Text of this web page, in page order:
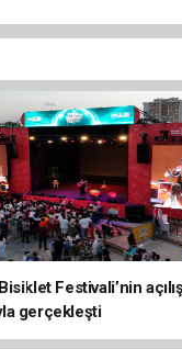
Festivali’nin
gerçekleşti